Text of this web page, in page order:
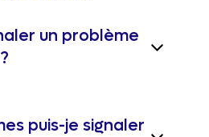
un problème
puis-je signaler